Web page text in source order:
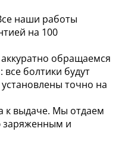
наши работы
на 100
обращаемся
болтики будут
точно на
к выдаче. Мы отдаем
заряженным и